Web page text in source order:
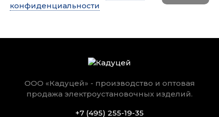
конфиденциальности
ООО «Кадуцей» - производство и оптовая
продажа электроустановочных изделий.
+7 (495) 255-19-35